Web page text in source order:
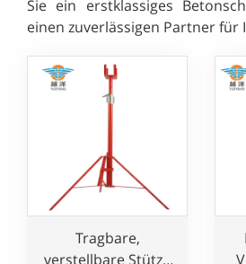
Sie ein erstklassiges
einen zuverlässigen Partner für
Tragbare,
verstellbare Stütze